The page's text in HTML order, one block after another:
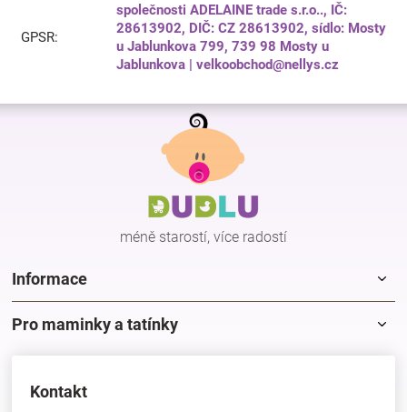
GPSR:
společnosti ADELAINE trade s.r.o.., IČ:
28613902, DIČ: CZ 28613902, sídlo: Mosty
u Jablunkova 799, 739 98 Mosty u
Jablunkova | velkoobchod@nellys.cz
Z
méně starostí, více radostí
Informace
Pro maminky a tatínky
Kontakt